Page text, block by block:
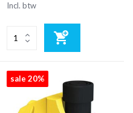
Incl. btw
sale 20%